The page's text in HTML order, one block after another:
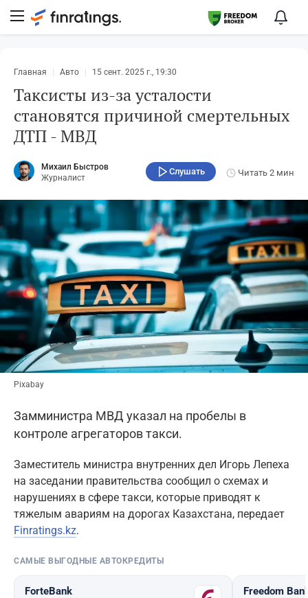
Главная Авто 15 сент. 2025 г., 19:30
Таксисты из-за усталости
становятся причиной смертельных
ДТП - МВД
Михаил Быстров
Журналист
Слушать Читать 2 мин
Pixabay
Замминистра МВД указал на пробелы в
контроле агрегаторов такси.
Заместитель министра внутренних дел Игорь Лепеха
на заседании правительства сообщил о схемах и
нарушениях в сфере такси, которые приводят к
тяжелым авариям на дорогах Казахстана, передает
Finratings.kz.
САМЫЕ ВЫГОДНЫЕ АВТОКРЕДИТЫ
ForteBank Freedom